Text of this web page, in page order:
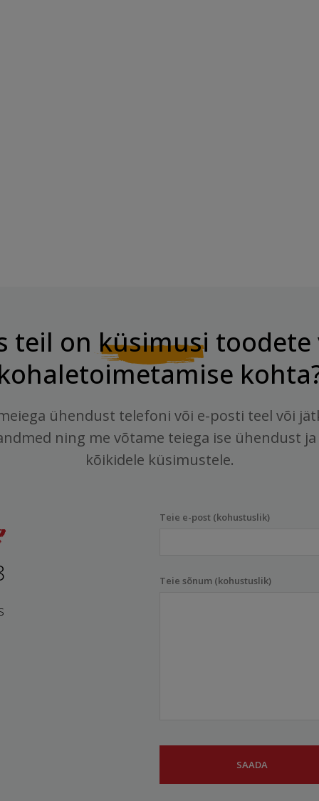
teil on küsimusi toodete
ühendust telefoni või e-posti teel või
ning me võtame teiega ise ühendust
kõikidele küsimustele.
Teie e-post (kohustuslik)
Teie sõnum (kohustuslik)